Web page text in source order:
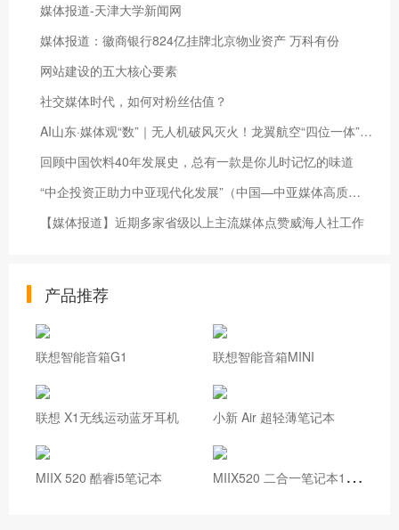
媒体报道-天津大学新闻网
媒体报道：徽商银行824亿挂牌北京物业资产 万科有份
网站建设的五大核心要素
社交媒体时代，如何对粉丝估值？
AI山东·媒体观“数”｜无人机破风灭火！龙翼航空“四位一体”系统3分钟扑灭高层火情
回顾中国饮料40年发展史，总有一款是你儿时记忆的味道
“中企投资正助力中亚现代化发展”（中国—中亚媒体高质量共建“一带一路”联合采访）
【媒体报道】近期多家省级以上主流媒体点赞威海人社工作
产品推荐
联想智能音箱G1 联想智能音箱MINI
联想 X1无线运动蓝牙耳机 小新 Air 超轻薄笔记本
MIIX 520 酷睿i5笔记本 M
IIX520 二合一笔记本12.2英寸 i7